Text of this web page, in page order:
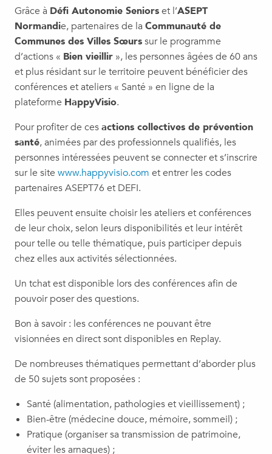
Grâce à Défi Autonomie Seniorset l’ASEPT
Normandie, partenaires de la Communauté de
Communes des Villes Sœurssur le programme
d’actions « Bien vieillir », les personnes âgées de 60 ans
et plus résidant sur le territoire peuvent bénéficier des
conférences et ateliers « Santé » en ligne de la
plateforme HappyVisio.
Pour profiter de cesactions collectives de prévention
santé, animées par des professionnels qualifiés, les
personnes intéressées peuvent se connecter et s’inscrire
sur le site www.happyvisio.com et entrer les codes
partenaires ASEPT76 et DEFI.
Elles peuvent ensuite choisir les ateliers et conférences
de leur choix, selon leurs disponibilités et leur intérêt
pour telle ou telle thématique, puis participer depuis
chez elles aux activités sélectionnées.
Un tchat est disponible lors des conférences afin de
pouvoir poser des questions.
Bon à savoir : les conférences ne pouvant être
visionnées en direct sont disponibles en Replay.
De nombreuses thématiques permettant d’aborder plus
de 50 sujets sont proposées :
Santé (alimentation, pathologies et vieillissement) ;
Bien-être (médecine douce, mémoire, sommeil) ;
Pratique (organiser sa transmission de patrimoine,
éviter les arnaques) ;